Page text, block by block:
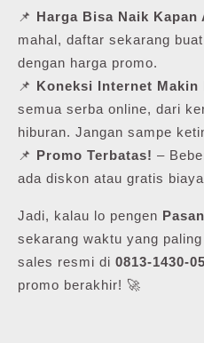
📌 Harga Bisa Naik Kapan
mahal, daftar sekarang
dengan harga promo.
📌 Koneksi Internet Makin
semua serba online, dari
hiburan. Jangan sampe
📌 Promo Terbatas! –
ada diskon atau gratis
Jadi, kalau lo pengen
sekarang waktu yang
sales resmi di 0813-1430-
promo berakhir! 🚀